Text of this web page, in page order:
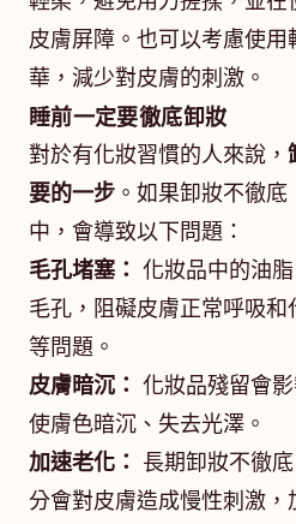
皮膚屏障。也可以考慮使
華，減少對皮膚的刺激。
睡前一定要徹底卸妝
對於有化妝習慣的人來說，
要的一步 。如果卸妝不徹
中，會導致以下問題：
毛孔堵塞： 化妝品中的油
毛孔，阻礙皮膚正常呼吸
等問題。
皮膚暗沉： 化妝品殘留會
使膚色暗沉、失去光澤。
加速老化： 長期卸妝不徹
分會對皮膚造成慢性刺激，